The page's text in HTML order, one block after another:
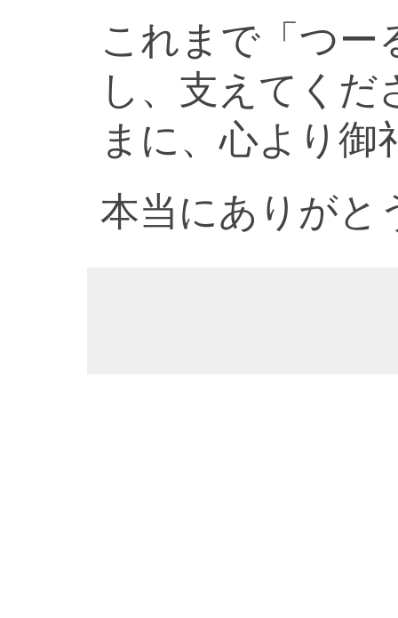
これまで「つー
し、支えてく
まに、心より御
本当にありがと